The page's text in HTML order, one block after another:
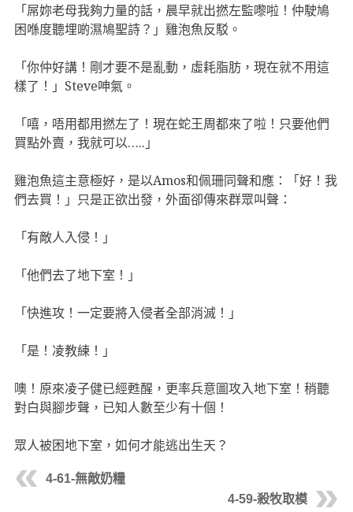
「屌妳老母我夠力量的話，晨早就出撚左監嚟啦！仲駛鳩
困喺度聽埋啲濕鳩聖詩？」雞泡魚反駁。
「你仲好講！剛才要不是亂動，虛耗脂肪，現在就不用這
樣了！」Steve呻氣。
「嘻，唔用都用撚左了！現在蛇王周都來了啦！只要他們
買點外賣，我就可以…..」
雞泡魚這主意極好，是以Amos和佩珊同聲和應：「好！我
們去買！」只是正欲出發，外面卻傳來群眾叫聲：
「有敵人入侵！」
「他們去了地下室！」
「快進攻！一定要將入侵者全部消滅！」
「是！凌教練！」
噢！原來凌子健已經甦醒，更率兵意圖攻入地下室！稍聽
對白與腳步聲，已知人數至少有十個！
眾人被困地下室，如何才能逃出生天？
4-61-無敵奶糧
4-59-殺牧取模